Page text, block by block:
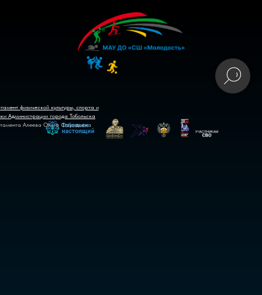
физической культуры, спорта и
Администрации города Тобольска
Алеева Ольга Фаридовна